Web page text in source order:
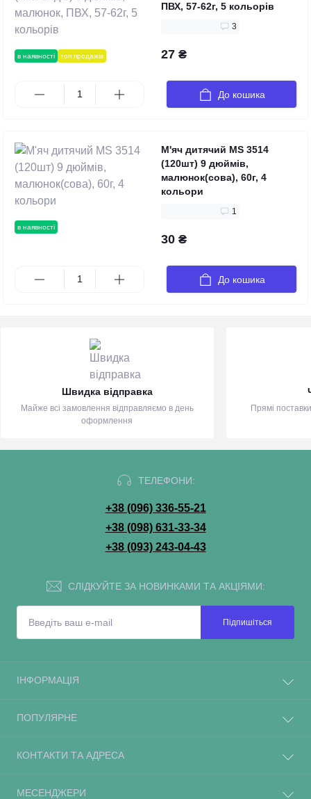
в наявності топ продажів
ПВХ, 57-62г, 5 кольорів
3
27 ₴
До кошика
в наявності
М'яч дитячий MS 3514
(120шт) 9 дюймів,
малюнок(сова), 60г, 4
кольори
1
30 ₴
До кошика
Швидка відправка
Майже всі замовлення відправляємо в день
оформлення
Прямі
ТЕЛЕФОНИ:
+38 (096) 336-55-21
+38 (098) 631-33-34
+38 (093) 243-04-43
СЛІДКУЙТЕ ЗА НОВИНКАМИ ТА АКЦІЯМИ:
Підпишіться
ІНФОРМАЦІЯ
ПОПУЛЯРНЕ
КОНТАКТИ ТА АДРЕСА
МЕСЕНДЖЕРИ